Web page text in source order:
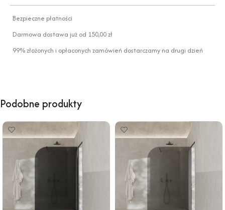
Bezpieczne płatności
Darmowa dostawa już od 150,00 zł
99% złożonych i opłaconych zamówień dostarczamy na drugi dzień
Podobne produkty